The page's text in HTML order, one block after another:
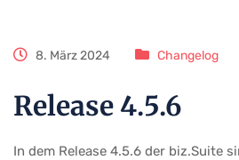
8. März 2024 Changelog
Release 4.5.6
In dem Release 4.5.6 der biz.Suite